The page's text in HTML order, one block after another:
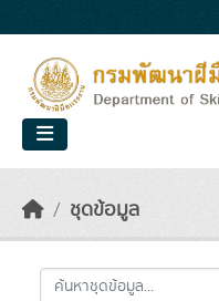
ชุดข้อมูล